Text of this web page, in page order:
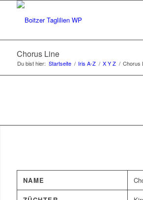
Chorus Line
Du bist hier: Startseite / Iris A-Z / X Y Z / Chorus
NAME